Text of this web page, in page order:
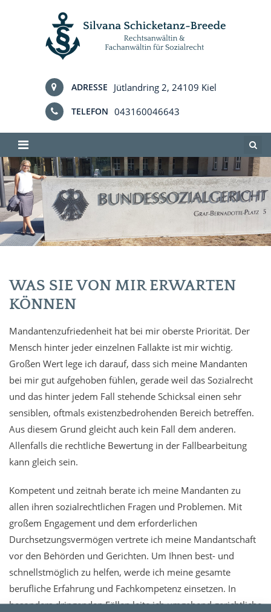
ADRESSE Jütlandring 2, 24109 Kiel
TELEFON 043160046643
WAS SIE VON MIR ERWARTEN
KÖNNEN
Mandantenzufriedenheit hat bei mir oberste Priorität. Der
Mensch hinter jeder einzelnen Fallakte ist mir wichtig.
Großen Wert lege ich darauf, dass sich meine Mandanten
bei mir gut aufgehoben fühlen, gerade weil das Sozialrecht
und das hinter jedem Fall stehende Schicksal einen sehr
sensiblen, oftmals existenzbedrohenden Bereich betreffen.
Aus diesem Grund gleicht auch kein Fall dem anderen.
Allenfalls die rechtliche Bewertung in der Fallbearbeitung
kann gleich sein.
Kompetent und zeitnah berate ich meine Mandanten zu
allen ihren sozialrechtlichen Fragen und Problemen. Mit
großem Engagement und dem erforderlichen
Durchsetzungsvermögen vertrete ich meine Mandantschaft
vor den Behörden und Gerichten. Um Ihnen best- und
schnellstmöglich zu helfen, werde ich meine gesamte
berufliche Erfahrung und Fachkompetenz einsetzen. In
besonders dringenden Fällen leite ich umgehend gerichtliche